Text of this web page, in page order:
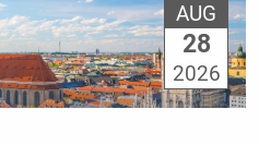
AUG
28
2026